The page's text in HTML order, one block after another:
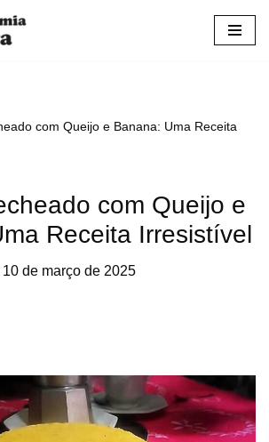
com Queijo e Banana: Uma Receita
com Queijo e
Receita Irresistível
10 de março de 2025